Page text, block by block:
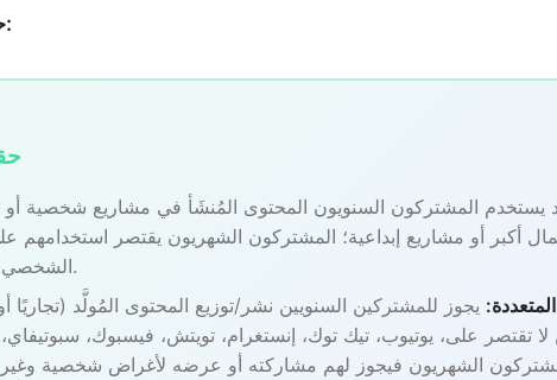
3.2 حقوق المشترك:
يستخدم المشتركون السنويون المحتوى المُنشَأ في مشاريع شخصية أو
أكبر أو مشاريع إبداعية؛ المشتركون الشهريون يقتصر استخدامهم
الشخصي غير التجاري.
يجوز للمشتركين السنويين نشر/توزيع المحتوى المُولَّد (تجاريًا
على، يوتيوب، تيك توك، إنستغرام، تويتش، فيسبوك، سبوتيفاي،
الشهريون فيجوز لهم مشاركته أو عرضه لأغراض شخصية